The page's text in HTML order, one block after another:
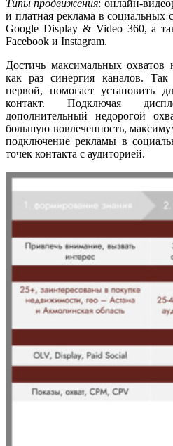
Типы продвижения: онлайн-
и платная реклама в социальных
Google Display & Video 360, а
Facebook и Instagram.
Достичь максимальных охватов
как раз синергия каналов. Так
первой, помогает установить
контакт. Подключая
дополнительный недорогой
большую вовлеченность,
подключение рекламы в
точек контакта с аудиторией.